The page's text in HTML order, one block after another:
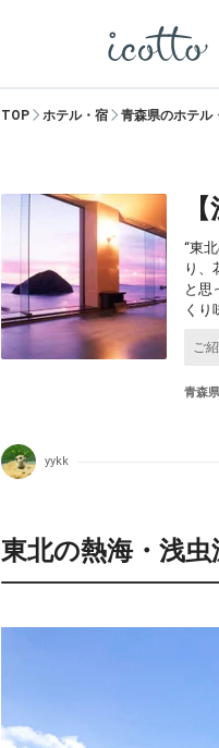
TOP ホテル・宿 青森県のホテル
“東
り、
と思
くり
青森県
yykk
東北の熱海・浅